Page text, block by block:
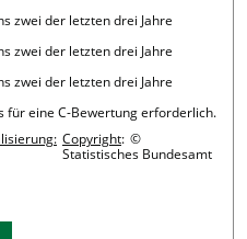
zwei der letzten drei Jahre
zwei der letzten drei Jahre
zwei der letzten drei Jahre
für eine C-Bewertung erforderlich.
Copyright: ©
Statistisches Bundesamt